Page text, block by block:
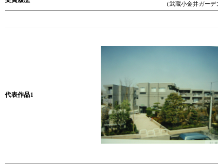
（武蔵小金井ガーデンコ
代表作品1